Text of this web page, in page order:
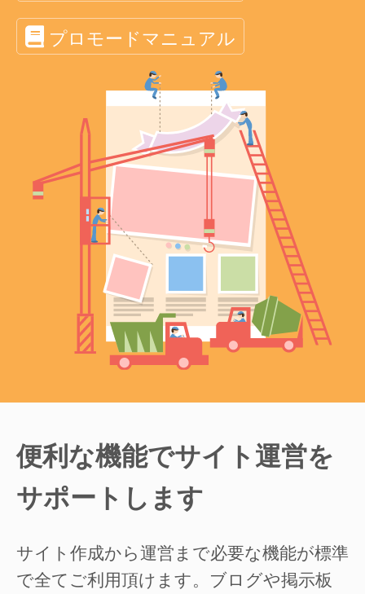
プロモードマニュアル
便利な機能でサイト運営を
サポートします
サイト作成から運営まで必要な機能が標準
で全てご利用頂けます。ブログや掲示板